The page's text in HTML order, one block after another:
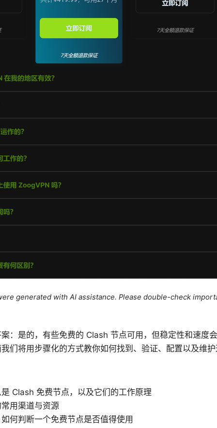
generated with AI assistance. Please double-check
：是的，有些免费的 Clash 节点可用，但稳定性和速度
们将用步骤化的方式教你如何找到、验证、配置以及维
Clash 免费节点，以及它们的工作原理
用渠道与资源
何判断一个免费节点是否值得使用